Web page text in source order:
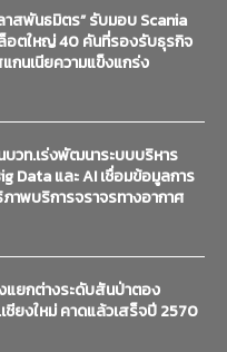
สพันธมิตร” รับมอบ Scania
อตใหญ่ 40 คันที่รองรับธุรกิจ
กนเนียความแข็งแกร่ง
วท.เร่งพัฒนาระบบบริหาร
Data และ AI เชื่อมข้อมูลการ
าพบริการจราจรทางอากาศ
แยกต่างระดับสันป่าตอง
ชียงใหม่ คาดแล้วเสร็จปี 2570